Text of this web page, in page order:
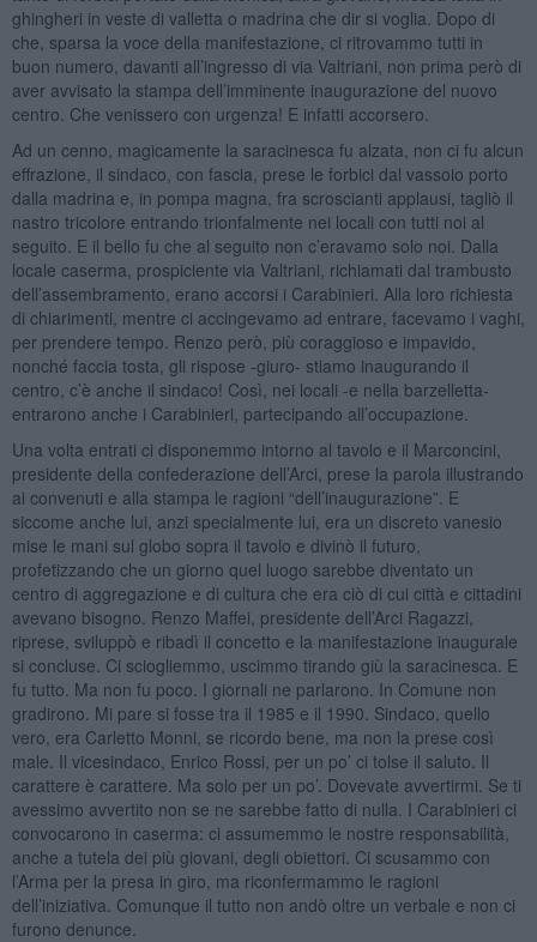
ghingheri in veste di valletta o madrina che dir si voglia. Dopo di
che, sparsa la voce della manifestazione, ci ritrovammo tutti in
buon numero, davanti all’ingresso di via Valtriani, non prima però di
aver avvisato la stampa dell’imminente inaugurazione del nuovo
centro. Che venissero con urgenza! E infatti accorsero.
Ad un cenno, magicamente la saracinesca fu alzata, non ci fu alcun
effrazione, il sindaco, con fascia, prese le forbici dal vassoio porto
dalla madrina e, in pompa magna, fra scroscianti applausi, tagliò il
nastro tricolore entrando trionfalmente nei locali con tutti noi al
seguito. E il bello fu che al seguito non c’eravamo solo noi. Dalla
locale caserma, prospiciente via Valtriani, richiamati dal trambusto
dell’assembramento, erano accorsi i Carabinieri. Alla loro richiesta
di chiarimenti, mentre ci accingevamo ad entrare, facevamo i vaghi,
per prendere tempo. Renzo però, più coraggioso e impavido,
nonché faccia tosta, gli rispose -giuro- stiamo inaugurando il
centro, c’è anche il sindaco! Così, nei locali -e nella barzelletta-
entrarono anche i Carabinieri, partecipando all’occupazione.
Una volta entrati ci disponemmo intorno al tavolo e il Marconcini,
presidente della confederazione dell’Arci, prese la parola illustrando
ai convenuti e alla stampa le ragioni “dell’inaugurazione”. E
siccome anche lui, anzi specialmente lui, era un discreto vanesio
mise le mani sul globo sopra il tavolo e divinò il futuro,
profetizzando che un giorno quel luogo sarebbe diventato un
centro di aggregazione e di cultura che era ciò di cui città e cittadini
avevano bisogno. Renzo Maffei, presidente dell’Arci Ragazzi,
riprese, sviluppò e ribadì il concetto e la manifestazione inaugurale
si concluse. Ci sciogliemmo, uscimmo tirando giù la saracinesca. E
fu tutto. Ma non fu poco. I giornali ne parlarono. In Comune non
gradirono. Mi pare si fosse tra il 1985 e il 1990. Sindaco, quello
vero, era Carletto Monni, se ricordo bene, ma non la prese così
male. Il vicesindaco, Enrico Rossi, per un po’ ci tolse il saluto. Il
carattere è carattere. Ma solo per un po’. Dovevate avvertirmi. Se ti
avessimo avvertito non se ne sarebbe fatto di nulla. I Carabinieri ci
convocarono in caserma: ci assumemmo le nostre responsabilità,
anche a tutela dei più giovani, degli obiettori. Ci scusammo con
l’Arma per la presa in giro, ma riconfermammo le ragioni
dell’iniziativa. Comunque il tutto non andò oltre un verbale e non ci
furono denunce.